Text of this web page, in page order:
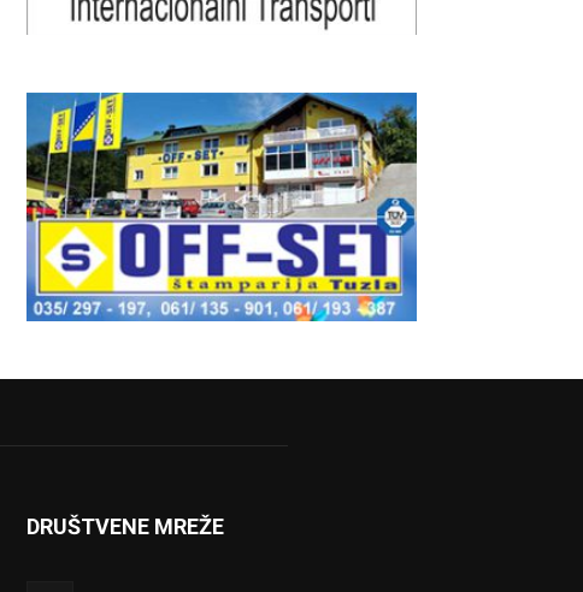
DRUŠTVENE MREŽE